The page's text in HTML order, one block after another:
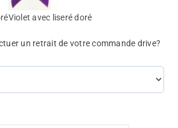
Violet avec liseré doré
un retrait de votre commande drive?